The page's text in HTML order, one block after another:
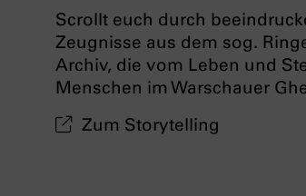
Scrollt euch durch
Zeugnisse aus dem sog.
Archiv, die vom Leben und
Menschen im Warschauer
Zum Storytelling